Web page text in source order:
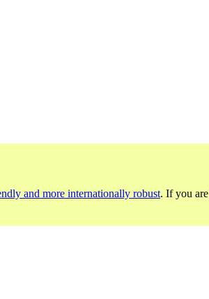
and more internationally robust. If you are